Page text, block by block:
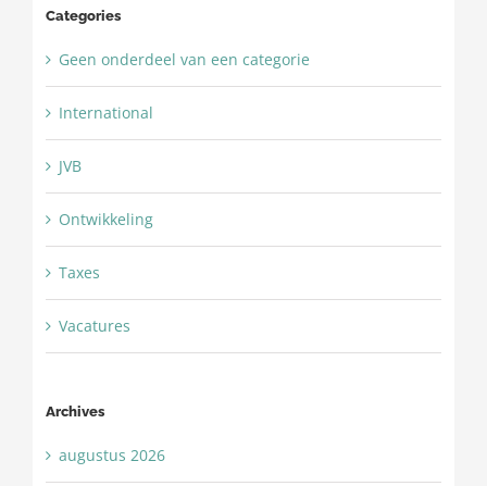
Categories
Geen onderdeel van een categorie
International
JVB
Ontwikkeling
Taxes
Vacatures
Archives
augustus 2026